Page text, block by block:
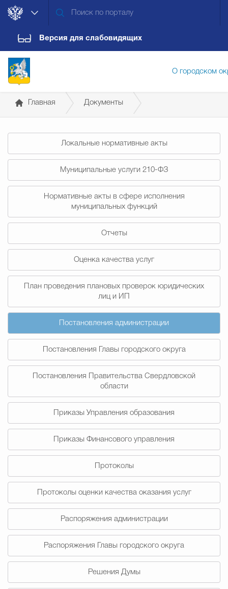
Версия для слабовидящих
О городском
Дума городского округа
Новости Обращения граждан
Противодействие
Муниципальные
Счётная палата Городского
Гостям Городского
Общественная
Главная Документы
Локальные нормативные акты
Муниципальные услуги 210-ФЗ
Нормативные акты в сфере исполнения
муниципальных функций
Отчеты
Оценка качества услуг
План проведения плановых проверок юридических
лиц и ИП
Постановления администрации
Постановления Главы городского округа
Постановления Правительства Свердловской
области
Приказы Управления образования
Приказы Финансового управления
Протоколы
Протоколы оценки качества оказания услуг
Распоряжения администрации
Распоряжения Главы городского округа
Решения Думы